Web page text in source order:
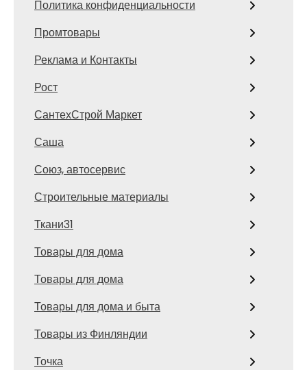
Политика конфиденциальности
Промтовары
Реклама и Контакты
Рост
СантехСтрой Маркет
Саша
Союз, автосервис
Строительные материалы
Ткани31
Товары для дома
Товары для дома
Товары для дома и быта
Товары из Финляндии
Точка